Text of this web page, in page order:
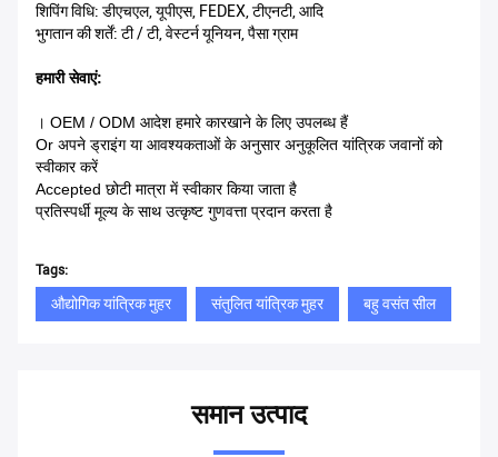
शिपिंग विधि: डीएचएल, यूपीएस, FEDEX, टीएनटी, आदि
भुगतान की शर्तें: टी / टी, वेस्टर्न यूनियन, पैसा ग्राम
हमारी सेवाएं:
। OEM / ODM आदेश हमारे कारखाने के लिए उपलब्ध हैं
Or अपने ड्राइंग या आवश्यकताओं के अनुसार अनुकूलित यांत्रिक जवानों को
स्वीकार करें
Accepted छोटी मात्रा में स्वीकार किया जाता है
प्रतिस्पर्धी मूल्य के साथ उत्कृष्ट गुणवत्ता प्रदान करता है
Tags:
औद्योगिक यांत्रिक मुहर संतुलित यांत्रिक मुहर बहु वसंत सील
समान उत्पाद